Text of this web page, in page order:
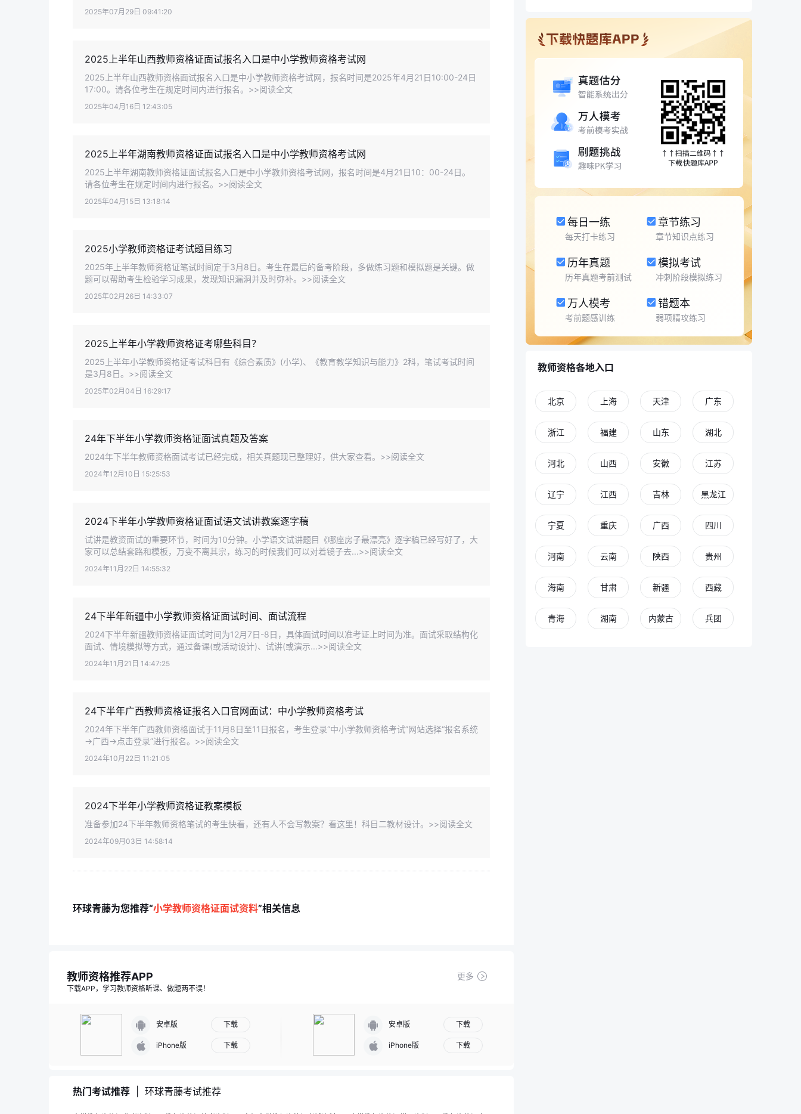
2025年07月29日 09:41:20
2025上半年山西教师资格证面试报名入口是中小学教师资格考试网
2025上半年山西教师资格面试报名入口是中小学教师资格考试网，报名时间是2025年4月21日10:00-24日
17:00。请各位考生在规定时间内进行报名。>>阅读全文
2025年04月16日 12:43:05
2025上半年湖南教师资格证面试报名入口是中小学教师资格考试网
2025上半年湖南教师资格证面试报名入口是中小学教师资格考试网，报名时间是4月21日10：00-24日。
请各位考生在规定时间内进行报名。>>阅读全文
2025年04月15日 13:18:14
2025小学教师资格证考试题目练习
2025年上半年教师资格证笔试时间定于3月8日。考生在最后的备考阶段，多做练习题和模拟题是关键。做
题可以帮助考生检验学习成果，发现知识漏洞并及时弥补。>>阅读全文
2025年02月26日 14:33:07
2025上半年小学教师资格证考哪些科目？
2025上半年小学教师资格证考试科目有《综合素质》(小学)、《教育教学知识与能力》2科，笔试考试时间
是3月8日。>>阅读全文
2025年02月04日 16:29:17
24年下半年小学教师资格证面试真题及答案
2024年下半年教师资格面试考试已经完成，相关真题现已整理好，供大家查看。>>阅读全文
2024年12月10日 15:25:53
2024下半年小学教师资格证面试语文试讲教案逐字稿
试讲是教资面试的重要环节，时间为10分钟。小学语文试讲题目《哪座房子最漂亮》逐字稿已经写好了，大
家可以总结套路和模板，万变不离其宗，练习的时候我们可以对着镜子去...>>阅读全文
2024年11月22日 14:55:32
24下半年新疆中小学教师资格证面试时间、面试流程
2024下半年新疆教师资格证面试时间为12月7日-8日，具体面试时间以准考证上时间为准。面试采取结构化
面试、情境模拟等方式，通过备课(或活动设计)、试讲(或演示...>>阅读全文
2024年11月21日 14:47:25
24下半年广西教师资格证报名入口官网面试：中小学教师资格考试
2024年下半年广西教师资格面试于11月8日至11日报名，考生登录“中小学教师资格考试”网站选择“报名系统
→广西→点击登录”进行报名。>>阅读全文
2024年10月22日 11:21:05
2024下半年小学教师资格证教案模板
准备参加24下半年教师资格笔试的考生快看，还有人不会写教案？看这里！科目二教材设计。>>阅读全文
2024年09月03日 14:58:14
环球青藤为您推荐“小学教师资格证面试资料”相关信息
教师资格推荐APP 更多
下载APP，学习教师资格听课、做题两不误！
安卓版 下载
iPhone版 下载
安卓版 下载
iPhone版 下载
热门考试推荐 环球青藤考试推荐
每日一练
每天打卡练习
章节练习
章节知识点练习
历年真题
历年真题考前测试
模拟考试
冲刺阶段模拟练习
万人模考
考前题感训练
错题本
弱项精攻练习
教师资格各地入口
北京 上海 天津 广东
浙江 福建 山东 湖北
河北 山西 安徽 江苏
辽宁 江西 吉林 黑龙江
宁夏 重庆 广西 四川
河南 云南 陕西 贵州
海南 甘肃 新疆 西藏
青海 湖南 内蒙古 兵团